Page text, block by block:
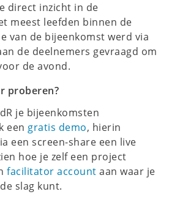
direct inzicht in de
meest leefden binnen de
van de bijeenkomst werd via
de deelnemers gevraagd om
de avond.
proberen?
je bijeenkomsten
een gratis demo, hierin
een screen-share een live
hoe je zelf een project
facilitator account aan waar je
slag kunt.